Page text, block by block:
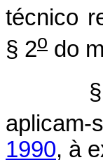
técnico
§ 2o do
§
aplicam-
1990, à